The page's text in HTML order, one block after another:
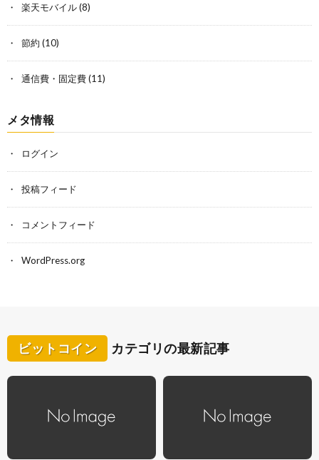
楽天モバイル(8)
節約 (10)
通信費・固定費(11)
メタ情報
ログイン
投稿フィード
コメントフィード
WordPress.org
ビットコイン カテゴリの最新記事